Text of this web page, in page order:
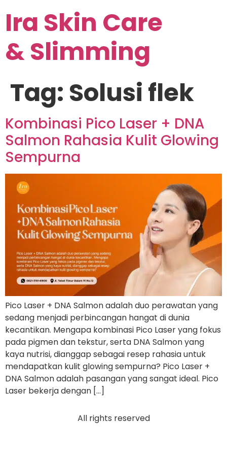
Ira Skin Care
& Slimming
Tag: Solusi flek
Kombinasi Pico Laser + DNA
Salmon Rahasia Kulit Glowing
Sempurna
Pico Laser + DNA Salmon adalah duo perawatan yang
sedang menjadi perbincangan hangat di dunia
kecantikan. Mengapa kombinasi Pico Laser yang fokus
pada pigmen dan tekstur, serta DNA Salmon yang
kaya nutrisi, dianggap sebagai resep rahasia untuk
mendapatkan kulit glowing sempurna? Pico Laser +
DNA Salmon adalah pasangan yang sangat ideal. Pico
Laser bekerja dengan […]
All rights reserved